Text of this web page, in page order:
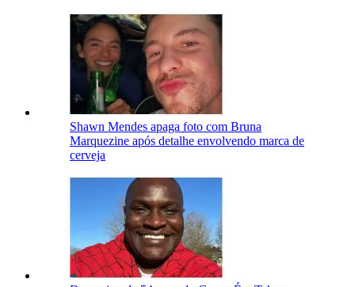
Shawn Mendes apaga foto com Bruna
Marquezine após detalhe envolvendo marca de
cerveja